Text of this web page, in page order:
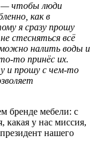
— чтобы люди
как в
я сразу прошу
стесняться всё
налить воды и
то принёс их.
и прошу с чем-то
бренде мебели: с
какая у нас миссия,
нашего